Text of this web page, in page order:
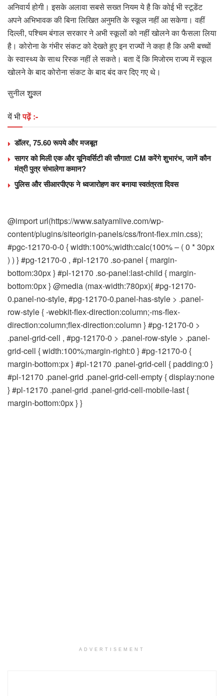
अनिवार्य होगी। इसके अलावा सबसे सख्त नियम ये है कि कोई भी स्टूडेंट
अपने अभ‍िभावक की ब‍िना ल‍िख‍ित अनुमत‍ि के स्कूल नहीं आ सकेगा। वहीं
दिल्ली, पश्च‍िम बंगाल सरकार ने अभी स्कूलों को नहीं खोलने का फैसला लिया
है। कोरोना के गंभीर संकट को देखते हुए इन राज्यों ने कहा है कि अभी बच्चों
के स्वास्थ्य के साथ रिस्क नहीं ले सकते। बता दें कि मिजोरम राज्य में स्कूल
खोलने के बाद कोरोना संकट के बाद बंद कर दिए गए थे।
सुनील शुुुुक्‍ल
यें भीपढ़ें :-
डॉलर, 75.60 रूपये और मजबूत
सागर को मिली एक और यूनिवर्सिटी की सौगात! CM करेंगे शुभारंभ, जानें कौन
मंत्री पुत्र संभालेगा कमान?
पुलिस और सीआरपीएफ ने ध्वजारोहण कर बनाया स्वतंत्रता दिवस
@import url(https://www.satyamlive.com/wp-
content/plugins/siteorigin-panels/css/front-flex.min.css);
#pgc-12170-0-0 { width:100%;width:calc(100% – ( 0 * 30px
) ) } #pg-12170-0 , #pl-12170 .so-panel { margin-
bottom:30px } #pl-12170 .so-panel:last-child { margin-
bottom:0px } @media (max-width:780px){ #pg-12170-
0.panel-no-style, #pg-12170-0.panel-has-style > .panel-
row-style { -webkit-flex-direction:column;-ms-flex-
direction:column;flex-direction:column } #pg-12170-0 >
.panel-grid-cell , #pg-12170-0 > .panel-row-style > .panel-
grid-cell { width:100%;margin-right:0 } #pg-12170-0 {
margin-bottom:px } #pl-12170 .panel-grid-cell { padding:0 }
#pl-12170 .panel-grid .panel-grid-cell-empty { display:none
} #pl-12170 .panel-grid .panel-grid-cell-mobile-last {
margin-bottom:0px } }
ADVERTISEMENT